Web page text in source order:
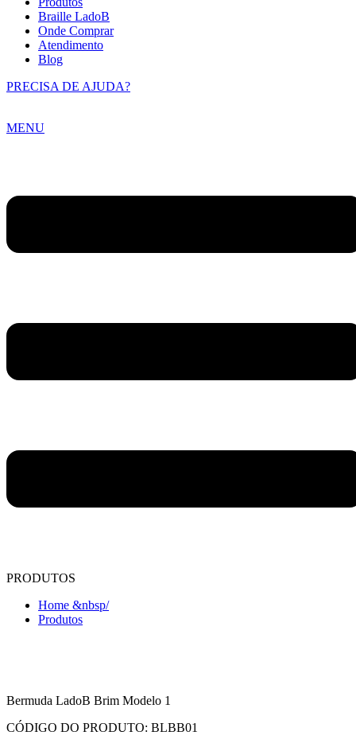
Braille LadoB
Onde Comprar
Atendimento
Blog
PRECISA DE AJUDA?
MENU
PRODUTOS
Home &nbsp/
Produtos
Bermuda LadoB Brim Modelo 1
CÓDIGO DO PRODUTO: BLBB01